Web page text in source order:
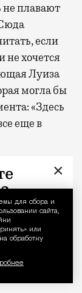
для сбора и
сайта,
или
обработку
не плавают
если
не хочется
Луиза
могла бы
«Здесь
еще в
как ни
напоминает,
Ты
×